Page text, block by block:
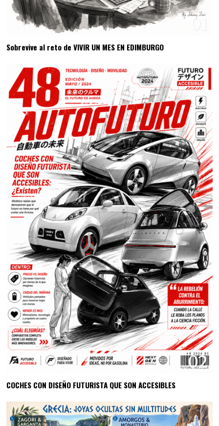
01
Sobrevive al reto de VIVIR UN MES EN EDIMBURGO
02
COCHES CON DISEÑO FUTURISTA QUE SON ACCESIBLES